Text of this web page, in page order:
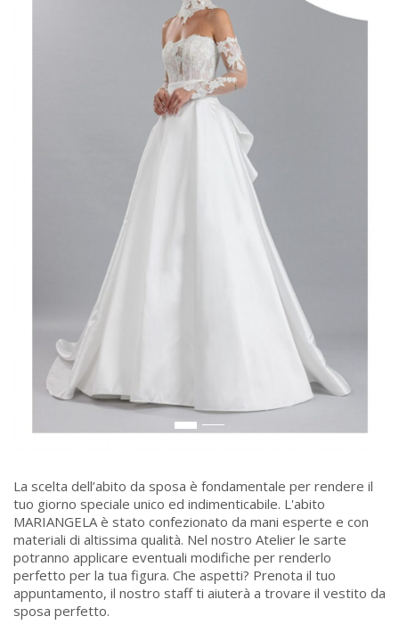
La scelta dell’abito da sposa è fondamentale per rendere il
tuo giorno speciale unico ed indimenticabile. L'abito
MARIANGELA è stato confezionato da mani esperte e con
materiali di altissima qualità. Nel nostro Atelier le sarte
potranno applicare eventuali modifiche per renderlo
perfetto per la tua figura. Che aspetti? Prenota il tuo
appuntamento, il nostro staff ti aiuterà a trovare il vestito da
sposa perfetto.